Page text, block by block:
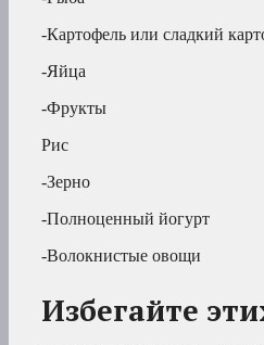
-Картофель или сладкий
-Яйца
-Фрукты
Рис
-Зерно
-Полноценный йогурт
-Волокнистые овощи
Избегайте